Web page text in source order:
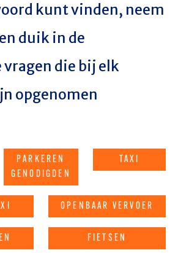
kunt vinden, neem
duik in de
vragen die bij elk
opgenomen
PARKEREN
GENODIGDEN
TAXI
OPENBAAR VERVOER
FIETSEN